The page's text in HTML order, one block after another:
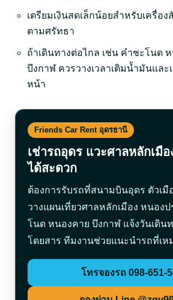
เตรียมเงินสดเล็กน้อยสำหรับเครื่อ
ตามศรัทธา
ถ้าเดินทางต่อไกล เช่น คำชะโนด
บึงกาฬ ควรวางเวลาเติมน้ำมันและ
หน้า
Friends Car Rent อุดรธานี
เช่ารถอุดร แวะศาลหลักเมือ
ได้สะดวก
ต้องการรับรถที่สนามบินอุดร ตัวเมื
วางแผนเที่ยวศาลหลักเมือง หนอง
โนด หนองคาย บึงกาฬ แจ้งวันเดิน
โดยสาร ทีมงานช่วยแนะนำรถที่เห
โทรจองรถ 098-651-